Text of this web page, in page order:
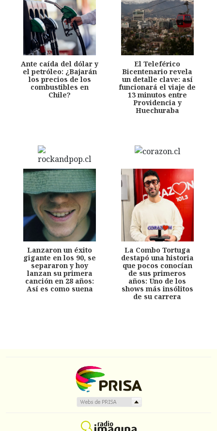
Ante caída del dólar y
el petróleo: ¿Bajarán
los precios de los
combustibles en
Chile?
El Teleférico
Bicentenario revela
un detalle clave: así
funcionará el viaje de
13 minutos entre
Providencia y
Huechuraba
Lanzaron un éxito
gigante en los 90, se
separaron y hoy
lanzan su primera
canción en 28 años:
Así es como suena
La Combo Tortuga
destapó una historia
que pocos conocían
de sus primeros
años: Uno de los
shows más insólitos
de su carrera